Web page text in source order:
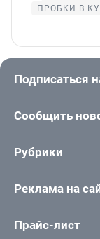
ПРОБКИ В
Подписаться
Сообщить
Рубрики
Реклама на
Прайс-лист